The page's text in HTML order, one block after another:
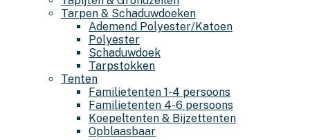
Tarpen & Schaduwdoeken
Ademend Polyester/Katoen
Polyester
Schaduwdoek
Tarpstokken
Tenten
Familietenten 1-4 persoons
Familietenten 4-6 persoons
Koepeltenten & Bijzettenten
Opblaasbaar